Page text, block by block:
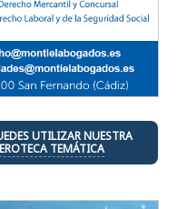
UTILIZAR NUESTRA
TEMÁTICA